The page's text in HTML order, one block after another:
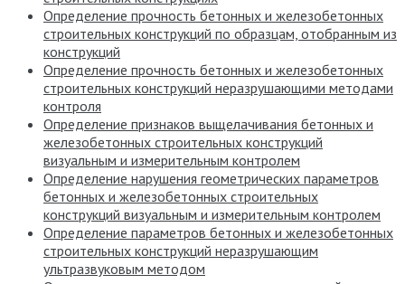
Определение прочность бетонных и железобетонных
строительных конструкций по образцам, отобранным из
конструкций
Определение прочность бетонных и железобетонных
строительных конструкций неразрушающими методами
контроля
Определение признаков выщелачивания бетонных и
железобетонных строительных конструкций
визуальным и измерительным контролем
Определение нарушения геометрических параметров
бетонных и железобетонных строительных
конструкций визуальным и измерительным контролем
Определение параметров бетонных и железобетонных
строительных конструкций неразрушающим
ультразвуковым методом